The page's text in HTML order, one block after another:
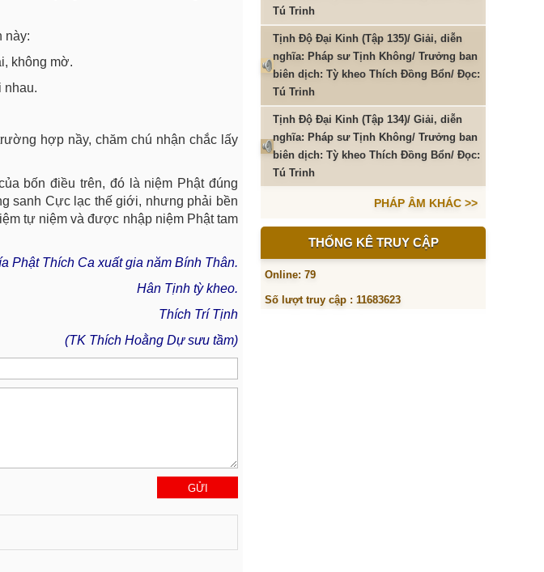
này:
không mờ.
nhau.
hợp nầy, chăm chú nhận chắc lấy
bốn điều trên, đó là niệm Phật đúng
sanh Cực lạc thế giới, nhưng phải bền
tự niệm và được nhập niệm Phật tam
Phật Thích Ca xuất gia năm Bính Thân.
Hân Tịnh tỳ kheo.
Trí Tịnh
(TK Thích Hoằng Dự sưu tầm)
Tú Trinh
Tịnh Độ Đại Kinh (Tập 135)/ Giải, diễn
nghĩa: Pháp sư Tịnh Không/ Trưởng ban
biên dịch: Tỳ kheo Thích Đồng Bổn/ Đọc:
Tú Trinh
Tịnh Độ Đại Kinh (Tập 134)/ Giải, diễn
nghĩa: Pháp sư Tịnh Không/ Trưởng ban
biên dịch: Tỳ kheo Thích Đồng Bổn/ Đọc:
Tú Trinh
PHÁP ÂM KHÁC >>
THỐNG KÊ TRUY CẬP
Online: 79
Số lượt truy cập : 11683623